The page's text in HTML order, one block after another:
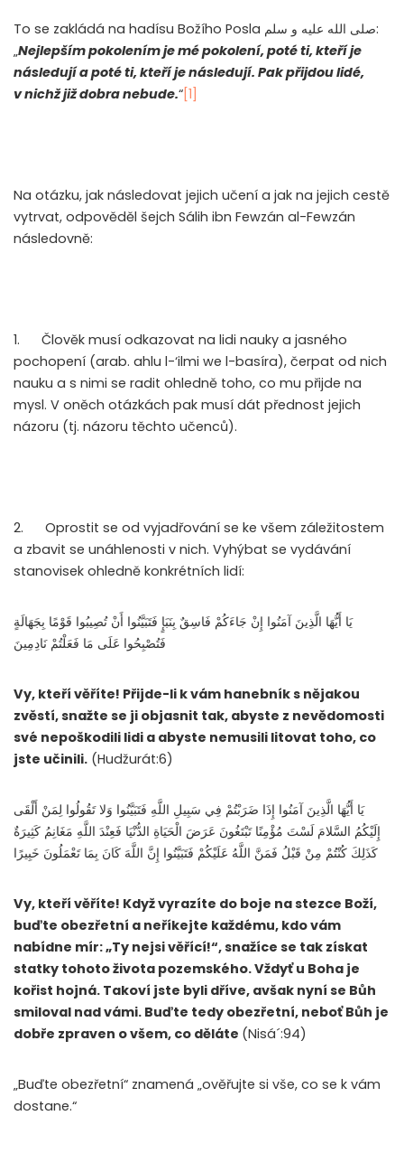
To se zakládá na hadísu Božího Posla صلى الله عليه و سلم:
„Nejlepším pokolením je mé pokolení, poté ti, kteří je
následují a poté ti, kteří je následují. Pak přijdou lidé,
v nichž již dobra nebude.“ [1]
Na otázku, jak následovat jejich učení a jak na jejich cestě
vytrvat, odpověděl šejch Sálih ibn Fewzán al-Fewzán
následovně:
1. Člověk musí odkazovat na lidi nauky a jasného
pochopení (arab. ahlu l-‘ilmi we l-basíra), čerpat od nich
nauku a s nimi se radit ohledně toho, co mu přijde na
mysl. V oněch otázkách pak musí dát přednost jejich
názoru (tj. názoru těchto učenců).
2. Oprostit se od vyjadřování se ke všem záležitostem
a zbavit se unáhlenosti v nich. Vyhýbat se vydávání
stanovisek ohledně konkrétních lidí:
يَا أَيُّهَا الَّذِينَ آمَنُوا إِنْ جَاءَكُمْ فَاسِقٌ بِنَبَإٍ فَتَبَيَّنُوا أَنْ تُصِيبُوا قَوْمًا بِجَهَالَةٍ
فَتُصْبِحُوا عَلَى مَا فَعَلْتُمْ نَادِمِينَ
Vy, kteří věříte! Přijde-li k vám hanebník s nějakou
zvěstí, snažte se ji objasnit tak, abyste z nevědomosti
své nepoškodili lidi a abyste nemusili litovat toho, co
jste učinili. (Hudžurát:6)
يَا أَيُّهَا الَّذِينَ آمَنُوا إِذَا ضَرَبْتُمْ فِي سَبِيلِ اللَّهِ فَتَبَيَّنُوا وَلا تَقُولُوا لِمَنْ أَلْقَى
إِلَيْكُمُ السَّلامَ لَسْتَ مُؤْمِنًا تَبْتَغُونَ عَرَضَ الْحَيَاةِ الدُّنْيَا فَعِنْدَ اللَّهِ مَغَانِمُ كَثِيرَةٌ
كَذَلِكَ كُنْتُمْ مِنْ قَبْلُ فَمَنَّ اللَّهُ عَلَيْكُمْ فَتَبَيَّنُوا إِنَّ اللَّهَ كَانَ بِمَا تَعْمَلُونَ خَبِيرًا
Vy, kteří věříte! Když vyrazíte do boje na stezce Boží,
buďte obezřetní a neříkejte každému, kdo vám
nabídne mír: „Ty nejsi věřící!“, snažíce se tak získat
statky tohoto života pozemského. Vždyť u Boha je
kořist hojná. Takoví jste byli dříve, avšak nyní se Bůh
smiloval nad vámi. Buďte tedy obezřetní, neboť Bůh je
dobře zpraven o všem, co děláte (Nisá´:94)
„Buďte obezřetní“ znamená „ověřujte si vše, co se k vám
dostane.“